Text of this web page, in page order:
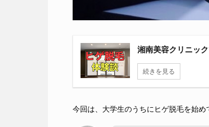
湘南美容クリニッ
続きを見る
今回は、大学生のうちにヒゲ脱毛を始め